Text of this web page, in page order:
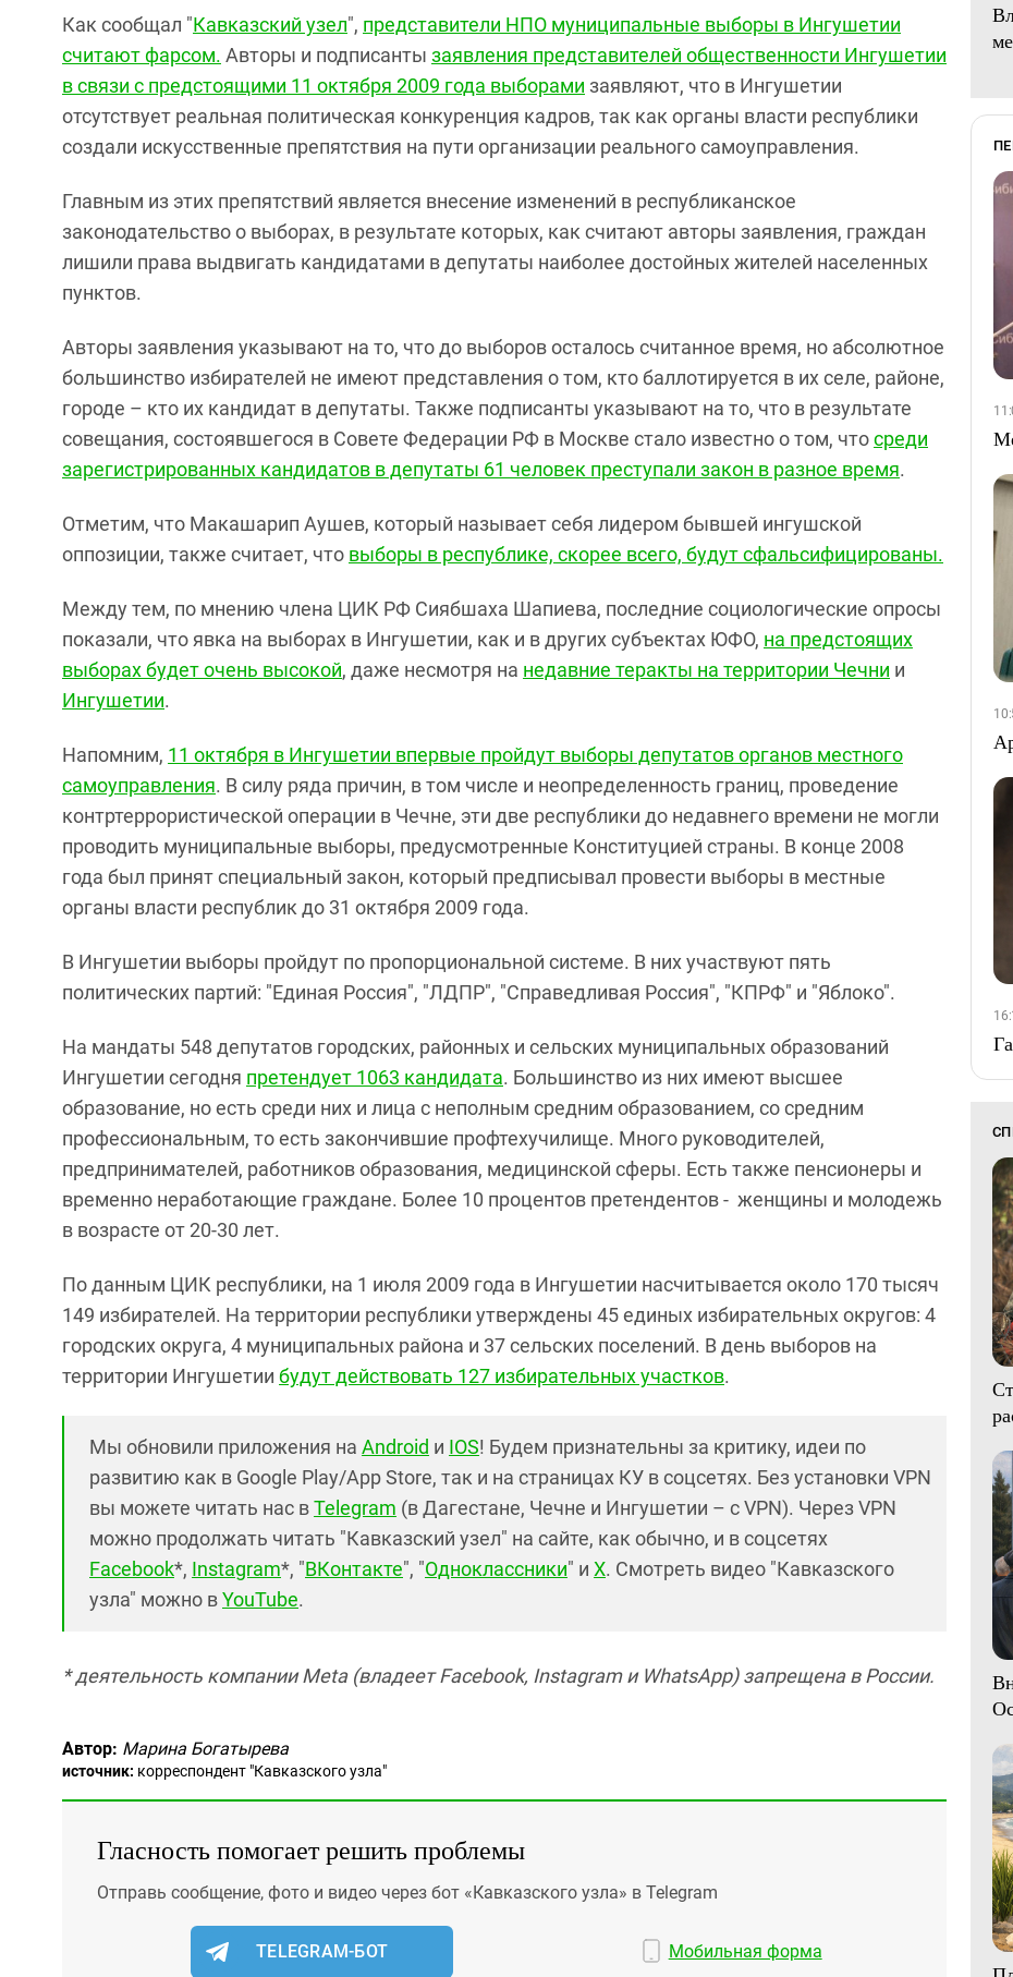
Как сообщал "Кавказский узел", представители НПО муниципальные выборы в Ингушетии
считают фарсом. Авторы и подписанты заявления представителей общественности Ингушетии
в связи с предстоящими 11 октября 2009 года выборами заявляют, что в Ингушетии
отсутствует реальная политическая конкуренция кадров, так как органы власти республики
создали искусственные препятствия на пути организации реального самоуправления.
Главным из этих препятствий является внесение изменений в республиканское
законодательство о выборах, в результате которых, как считают авторы заявления, граждан
лишили права выдвигать кандидатами в депутаты наиболее достойных жителей населенных
пунктов.
Авторы заявления указывают на то, что до выборов осталось считанное время, но абсолютное
большинство избирателей не имеют представления о том, кто баллотируется в их селе, районе,
городе – кто их кандидат в депутаты. Также подписанты указывают на то, что в результате
совещания, состоявшегося в Совете Федерации РФ в Москве стало известно о том, чтосреди
зарегистрированных кандидатов в депутаты 61 человек преступали закон в разное время.
Отметим, что Макашарип Аушев, который называет себя лидером бывшей ингушской
оппозиции, также считает, что выборы в республике, скорее всего, будут сфальсифицированы.
Между тем, по мнению члена ЦИК РФ Сиябшаха Шапиева, последние социологические опросы
показали, что явка на выборах в Ингушетии, как и в других субъектах ЮФО, на предстоящих
выборах будет очень высокой, даже несмотря на недавние теракты на территории Чечни и
Ингушетии.
Напомним, 11 октября в Ингушетии впервые пройдут выборы депутатов органов местного
самоуправления. В силу ряда причин, в том числе и неопределенность границ, проведение
контртеррористической операции в Чечне, эти две республики до недавнего времени не могли
проводить муниципальные выборы, предусмотренные Конституцией страны. В конце 2008
года был принят специальный закон, который предписывал провести выборы в местные
органы власти республик до 31 октября 2009 года.
В Ингушетии выборы пройдут по пропорциональной системе. В них участвуют пять
политических партий: "Единая Россия", "ЛДПР", "Справедливая Россия", "КПРФ" и "Яблоко".
На мандаты 548 депутатов городских, районных и сельских муниципальных образований
Ингушетии сегодня претендует 1063 кандидата. Большинство из них имеют высшее
образование, но есть среди них и лица с неполным средним образованием, со средним
профессиональным, то есть закончившие профтехучилище. Много руководителей,
предпринимателей, работников образования, медицинской сферы. Есть также пенсионеры и
временно неработающие граждане. Более 10 процентов претендентов - женщины и молодежь
в возрасте от 20-30 лет.
По данным ЦИК республики, на 1 июля 2009 года в Ингушетии насчитывается около 170 тысяч
149 избирателей. На территории республики утверждены 45 единых избирательных округов: 4
городских округа, 4 муниципальных района и 37 сельских поселений. В день выборов на
территории Ингушетии будут действовать 127 избирательных участков.
Мы обновили приложения на Android и IOS! Будем признательны за критику, идеи по
развитию как в Google Play/App Store, так и на страницах КУ в соцсетях. Без установки VPN
вы можете читать нас вTelegram (в Дагестане, Чечне и Ингушетии – с VPN). Через VPN
можно продолжать читать "Кавказский узел" на сайте, как обычно, и в соцсетях
Facebook*, Instagram*, "ВКонтакте", "Одноклассники" и X. Смотреть видео "Кавказского
узла" можно вYouTube.
* деятельность компании Meta (владеет Facebook, Instagram и WhatsApp) запрещена в России.
Автор: Марина Богатырева
источник: корреспондент "Кавказского узла"
Гласность помогает решить проблемы
Отправь сообщение, фото и видео через бот «Кавказского узла» в Telegram
TELEGRAM-БОТ Мобильная форма